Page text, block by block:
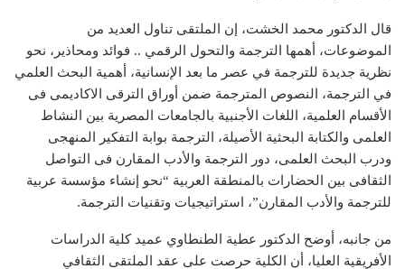
قال الدكتور محمد الخشت، إن الملتقى تناول العديد من
الموضوعات، أهمها الترجمة والتحول الرقمي .. فوائد ومحاذير، نحو
نظرية جديدة للترجمة في عصر ما بعد الإنسانية، أهمية البحث العلمي
في الترجمة، النصوص المترجمة ضمن أوراق الترقى الاكاديمى فى
الأقسام العلمية، اللغات الأجنبية بالجامعات المصرية بين النشاط
العلمى والكتابة البحثية الأصيلة، الترجمة بوابة التفكير المنهجى
ودرب البحث العلمى، دور الترجمة والأدب المقارن فى التواصل
الثقافى بين الحضارات بالمنطقة العربية “نحو إنشاء مؤسسة عربية
للترجمة والأدب المقارن”، استراتيجيات وتقنيات الترجمة.
من جانبه، أوضح الدكتور عطية الطنطاوي عميد كلية الدراسات
الأفريقية العليا، أن الكلية حرصت على عقد الملتقى الثقافي